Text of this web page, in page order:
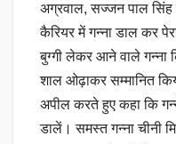
अग्रवाल, सज्जन पाल सिंह
कैरियर में गन्ना डाल कर
बुग्गी लेकर आने वाले गन्ना
शाल ओढ़ाकर सम्मानित
अपील करते हुए कहा कि
डालें। समस्त गन्ना चीनी